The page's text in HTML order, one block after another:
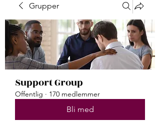
Grupper
Support Group
Offentlig · 170 medlemmer
Bli med